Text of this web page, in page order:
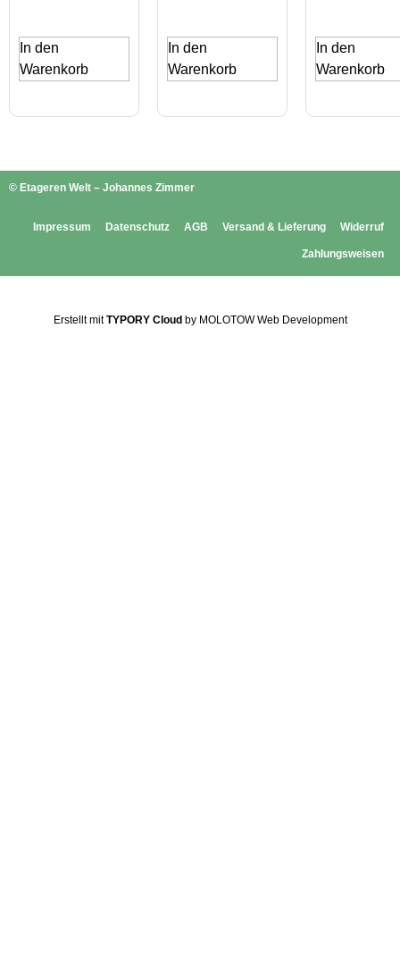
In den
Warenkorb
In den
Warenkorb
In den
Warenkorb
© Etageren Welt – Johannes Zimmer
Impressum Datenschutz AGB Versand & Lieferung Widerruf
Zahlungsweisen
Erstellt mitTYPORY Cloudby MOLOTOW Web Development